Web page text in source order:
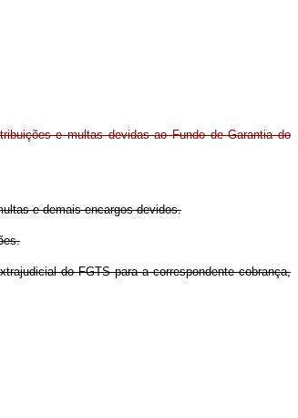
e multas devidas ao Fundo de Garantia do
e demais encargos devidos.
do FGTS para a correspondente cobrança,